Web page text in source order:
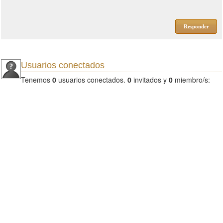
Responder
Usuarios conectados
Tenemos 0 usuarios conectados. 0 invitados y 0 miembro/s: